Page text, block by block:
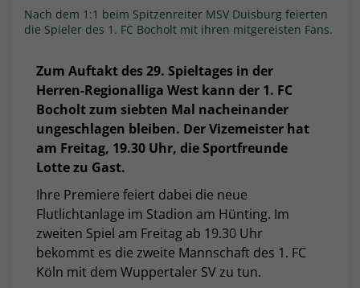
Nach dem 1:1 beim Spitzenreiter MSV Duisburg feierten
die Spieler des 1. FC Bocholt mit ihren mitgereisten Fans.
Zum Auftakt des 29. Spieltages in der
Herren-Regionalliga West kann der 1. FC
Bocholt zum siebten Mal nacheinander
ungeschlagen bleiben. Der Vizemeister hat
am Freitag, 19.30 Uhr, die Sportfreunde
Lotte zu Gast.
Ihre Premiere feiert dabei die neue
Flutlichtanlage im Stadion am Hünting. Im
zweiten Spiel am Freitag ab 19.30 Uhr
bekommt es die zweite Mannschaft des 1. FC
Köln mit dem Wuppertaler SV zu tun.